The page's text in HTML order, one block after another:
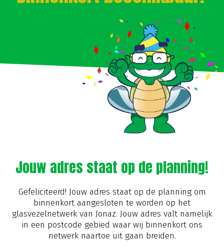
Jouw adres staat op de planning!
Gefeliciteerd! Jouw adres staat op de planning om
binnenkort aangesloten te worden op het
glasvezelnetwerk van Jonaz. Jouw adres valt namelijk
in een postcode gebied waar wij binnenkort ons
netwerk naartoe uit gaan breiden.